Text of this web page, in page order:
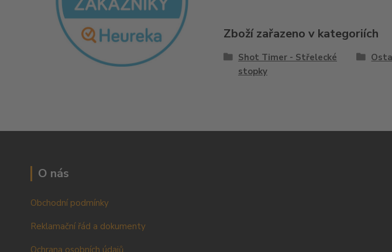
Zboží zařazeno v kategoriích
Shot Timer - Střelecké
stopky
O nás
Obchodní podmínky
Reklamační řád a dokumenty
Ochrana osobních údajů